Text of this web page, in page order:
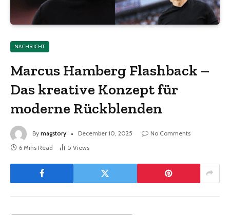
NACHRICHT
Marcus Hamberg Flashback –
Das kreative Konzept für
moderne Rückblenden
By magstory December 10, 2025
No Comments
6 Mins Read
5 Views